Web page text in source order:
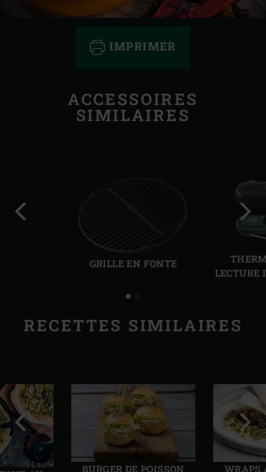
IMPRIMER
ACCESSOIRES
SIMILAIRES
GRILLE EN FONTE
LECTURE
RECETTES SIMILAIRES
BURGER DE POISSON
WRAPS
Diapo
précédente